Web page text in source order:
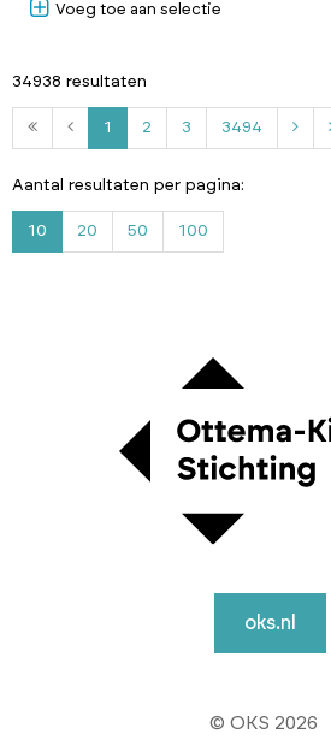
Voeg toe aan selectie
34938 resultaten
1 2 3 3494
4
Aantal resultaten per pagina:
10 20 50 100
oks.nl
© OKS 2026